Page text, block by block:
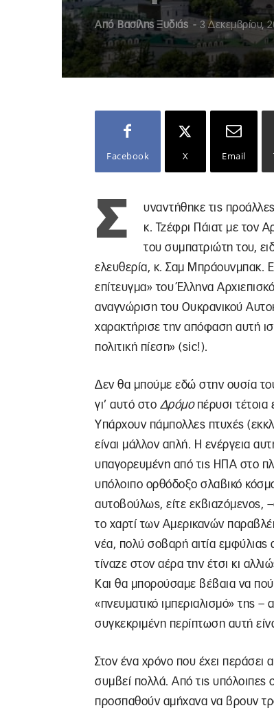
Από Βασίλης Ξυδιάς - 3 Δεκεμβρίου,
Facebook X Email
Σ
υναντήθηκε τις
κ. Τζέφρι Πάιατ με τον
του συμπατριώτη του,
ελευθερία, κ. Σαμ Μπράουνμπακ.
επίτευγμα» του Έλληνα
αναγνώριση του Ουκρανικού
χαρακτήρισε την απόφαση αυτή
πολιτική πίεση» (sic!).
Δεν θα μπούμε εδώ στην ουσία
γι’ αυτό στο Δρόμοπέρυσι τέτοια
Υπάρχουν πάμπολλες πτυχές
είναι μάλλον απλή. Η ενέργεια
υπαγορευμένη από τις ΗΠΑ στο
υπόλοιπο ορθόδοξο σλαβικό
αυτοβούλως, είτε εκβιαζόμενος,
το χαρτί των Αμερικανών
νέα, πολύ σοβαρή αιτία
τίναζε στον αέρα την έτσι κι
Και θα μπορούσαμε βέβαια να
«πνευματικό ιμπεριαλισμό» της –
συγκεκριμένη περίπτωση αυτή
Στον ένα χρόνο που έχει
συμβεί πολλά. Από τις υπόλοιπες
προσπαθούν αμήχανα να βρουν